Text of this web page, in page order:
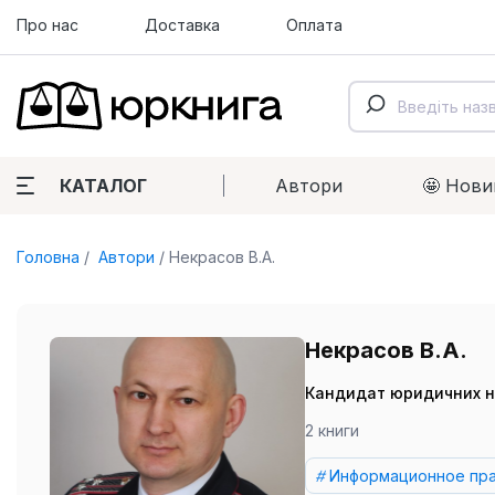
Про нас Доставка Оплата
КАТАЛОГ Автори 🤩
Головна Автори Некрасов В.А.
Некрасов В.А.
Кандидат юридичних
2 книги
Информационное